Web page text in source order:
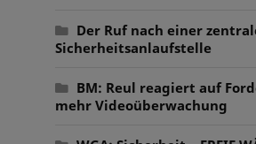
Der Ruf nach einer
Sicherheitsanlaufstelle
BM: Reul reagiert auf
mehr Videoüberwachung